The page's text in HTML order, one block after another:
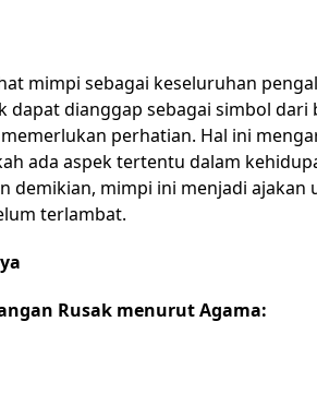
mimpi sebagai keseluruhan
dapat dianggap sebagai simbol dari
perhatian. Hal ini
ada aspek tertentu dalam
demikian, mimpi ini menjadi
terlambat.
Rusak menurut Agama: